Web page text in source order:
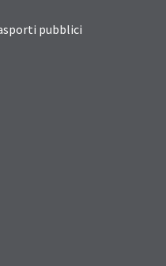
pubblici